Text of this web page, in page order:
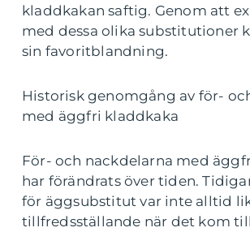
kladdkakan saftig. Genom att
med dessa olika substitutioner
sin favoritblandning.
Historisk genomgång av för-
med äggfri kladdkaka
För- och nackdelarna med
har förändrats över tiden.
för äggsubstitut var inte alltid
tillfredsställande när det kom